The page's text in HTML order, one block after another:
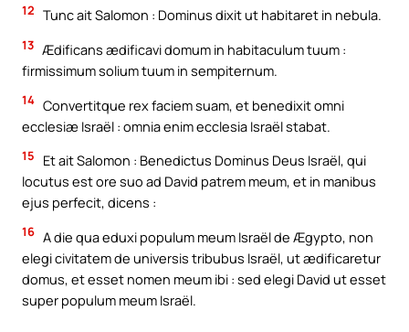
12 Tunc ait Salomon : Dominus dixit ut habitaret in nebula.
13 Ædificans ædificavi domum in habitaculum tuum :
firmissimum solium tuum in sempiternum.
14 Convertitque rex faciem suam, et benedixit omni
ecclesiæ Israël : omnia enim ecclesia Israël stabat.
15
Et ait Salomon : Benedictus Dominus Deus Israël, qui
locutus est ore suo ad David patrem meum, et in manibus
ejus perfecit, dicens :
16 A die qua eduxi populum meum Israël de Ægypto, non
elegi civitatem de universis tribubus Israël, ut ædificaretur
domus, et esset nomen meum ibi : sed elegi David ut esset
super populum meum Israël.